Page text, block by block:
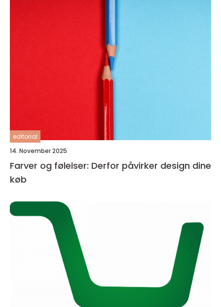
editorial
14. November 2025
Farver og følelser: Derfor påvirker design dine
køb